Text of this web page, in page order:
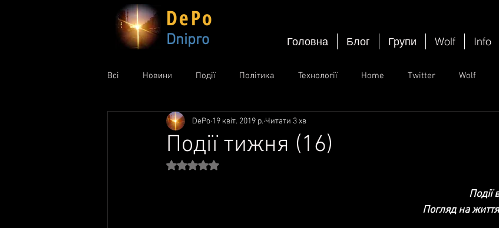
DePo
Dnipro Головна Блог Групи Wolf Info
Всі Новини Події Політика Технології Home Twitter Wolf
Події тижня (16)
DePo 19 квіт. 2019 р. Читати 3 хв
Оцінка: NaN з 5 зірок.
Події
Погляд на